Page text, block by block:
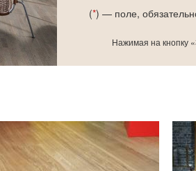
(*) — поле,
Нажимая на кнопку